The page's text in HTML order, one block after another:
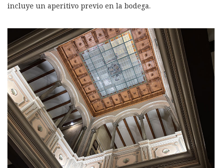
incluye un aperitivo previo en la bodega.